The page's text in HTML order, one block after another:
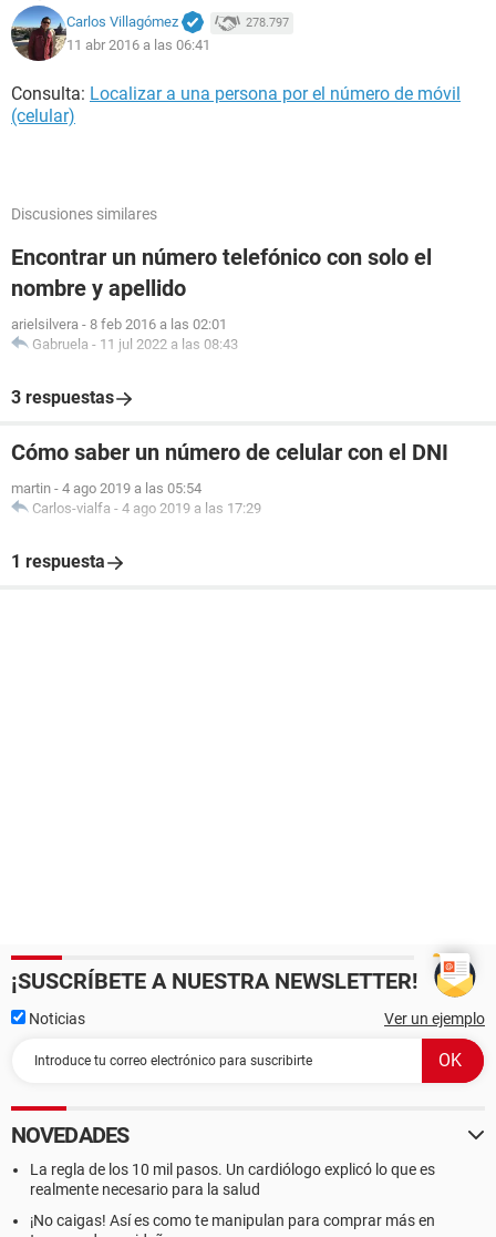
Carlos Villagómez 278.797
11 abr 2016 a las 06:41
Consulta: Localizar a una persona por el número de móvil
(celular)
Discusiones similares
Encontrar un número telefónico con solo el
nombre y apellido
arielsilvera - 8 feb 2016 a las 02:01
Gabruela - 11 jul 2022 a las 08:43
3 respuestas
Cómo saber un número de celular con el DNI
martin - 4 ago 2019 a las 05:54
Carlos-vialfa - 4 ago 2019 a las 17:29
1 respuesta
¡SUSCRÍBETE A NUESTRA NEWSLETTER!
Noticias Ver un ejemplo
NOVEDADES
La regla de los 10 mil pasos. Un cardiólogo explicó lo que es
realmente necesario para la salud
¡No caigas! Así es como te manipulan para comprar más en